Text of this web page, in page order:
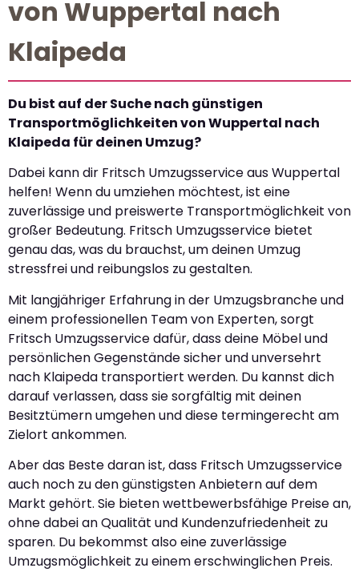
von Wuppertal nach
Klaipeda
Du bist auf der Suche nach günstigen
Transportmöglichkeiten von Wuppertal nach
Klaipeda für deinen Umzug?
Dabei kann dir Fritsch Umzugsservice aus Wuppertal
helfen! Wenn du umziehen möchtest, ist eine
zuverlässige und preiswerte Transportmöglichkeit von
großer Bedeutung. Fritsch Umzugsservice bietet
genau das, was du brauchst, um deinen Umzug
stressfrei und reibungslos zu gestalten.
Mit langjähriger Erfahrung in der Umzugsbranche und
einem professionellen Team von Experten, sorgt
Fritsch Umzugsservice dafür, dass deine Möbel und
persönlichen Gegenstände sicher und unversehrt
nach Klaipeda transportiert werden. Du kannst dich
darauf verlassen, dass sie sorgfältig mit deinen
Besitztümern umgehen und diese termingerecht am
Zielort ankommen.
Aber das Beste daran ist, dass Fritsch Umzugsservice
auch noch zu den günstigsten Anbietern auf dem
Markt gehört. Sie bieten wettbewerbsfähige Preise an,
ohne dabei an Qualität und Kundenzufriedenheit zu
sparen. Du bekommst also eine zuverlässige
Umzugsmöglichkeit zu einem erschwinglichen Preis.